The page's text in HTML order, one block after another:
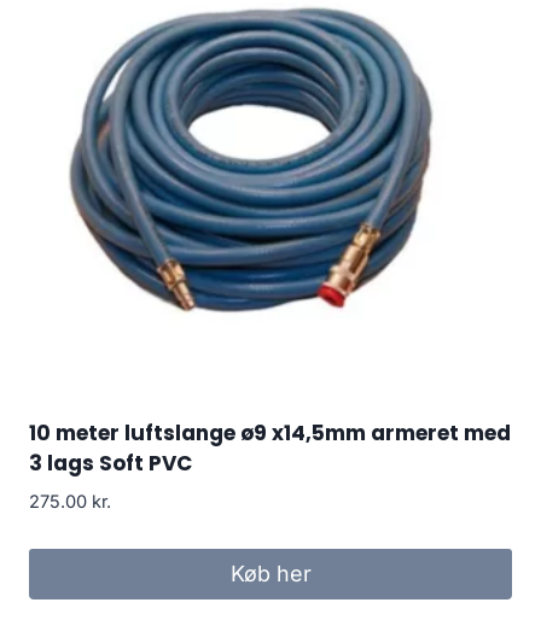
10 meter luftslange ø9 x14,5mm armeret med
3 lags Soft PVC
275.00 kr.
Køb her